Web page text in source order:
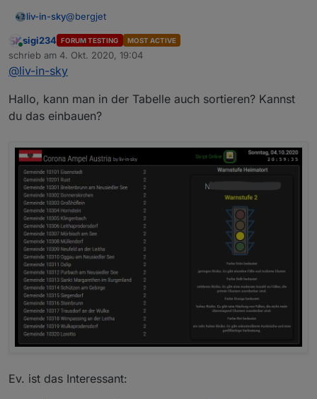
liv-in-sky@bergjet
eher nicht - mit ubuntu läuft es direkt - also nehme
ich an, da ist der level auch 1 - bei sigi mit windows
ist das auch standard
ich habe es nie gegoogelt, ob das ein problem ist -
ich hab es auch nicht zurückgeändert
Online
sigi234 FORUM TESTING MOST ACTIVE
schrieb am 4. Okt. 2020, 19:04
zuletzt editiert von
@liv-in-sky
Hallo, kann man in der Tabelle auch sortieren? Kannst
du das einbauen?
Ev. ist das Interessant: